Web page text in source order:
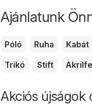
Ajánlatunk
Póló Ruha Kabát
Trikó
Stift
Akciós újságok